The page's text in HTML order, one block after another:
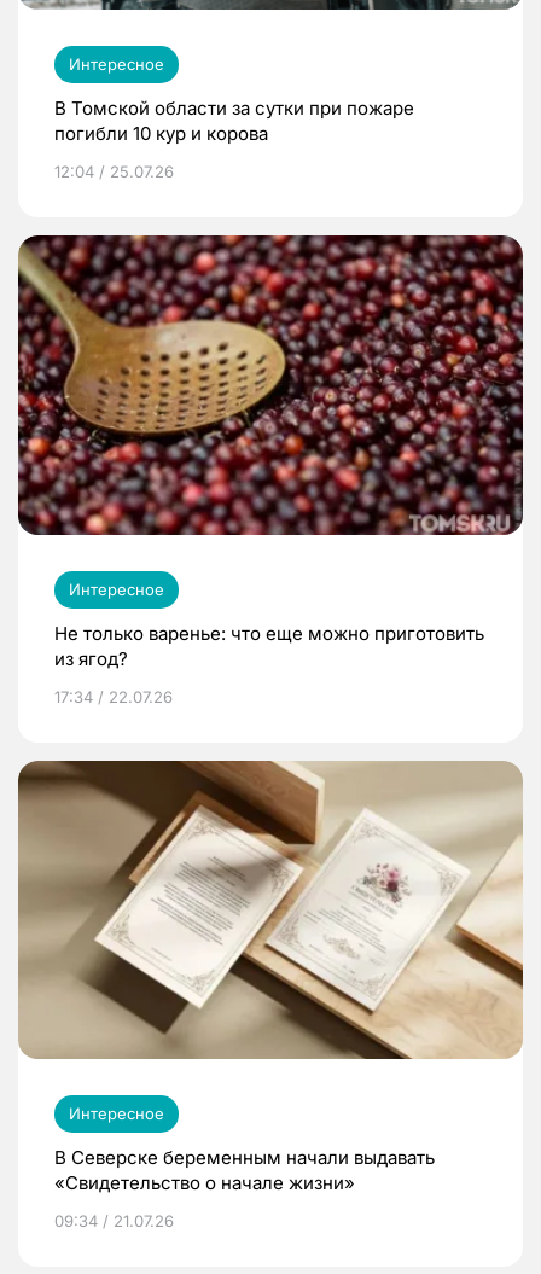
Интересное
В Томской области за сутки при пожаре
погибли 10 кур и корова
12:04 / 25.07.26
Интересное
Не только варенье: что еще можно приготовить
из ягод?
17:34 / 22.07.26
Интересное
В Северске беременным начали выдавать
«Свидетельство о начале жизни»
09:34 / 21.07.26